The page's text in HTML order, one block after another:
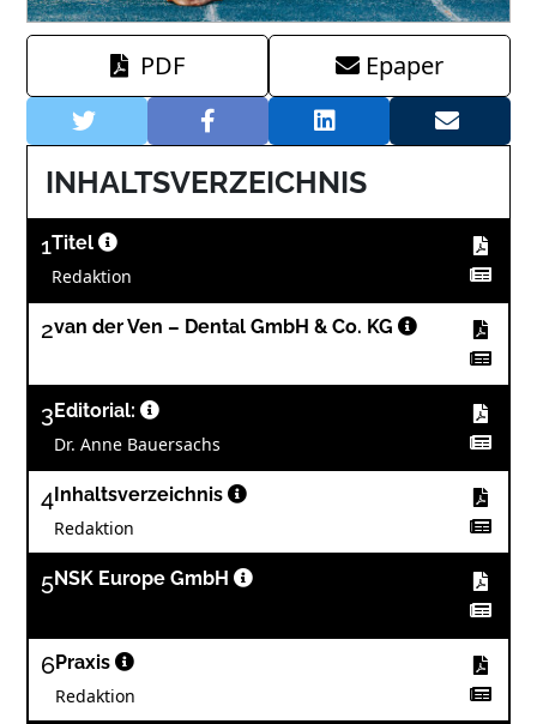
PDF Epaper
INHALTSVERZEICHNIS
1Titel
Redaktion
2van der Ven – Dental GmbH & Co. KG
3 Editorial:
Dr. Anne Bauersachs
4 Inhaltsverzeichnis
Redaktion
5NSK Europe GmbH
6Praxis
Redaktion